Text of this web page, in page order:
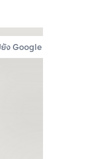
ง Google Map